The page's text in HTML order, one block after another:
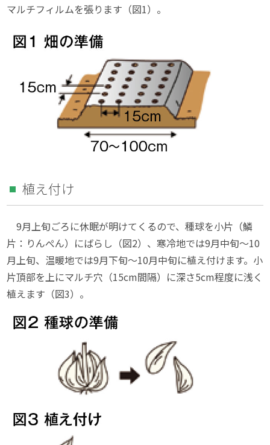
マルチフィルムを張ります（図1）。
植え付け
9月上旬ごろに休眠が明けてくるので、種球を小片（鱗
片：りんぺん）にばらし（図2）、寒冷地では9月中旬〜10
月上旬、温暖地では9月下旬〜10月中旬に植え付けます。小
片頂部を上にマルチ穴（15cm間隔）に深さ5cm程度に浅く
植えます（図3）。